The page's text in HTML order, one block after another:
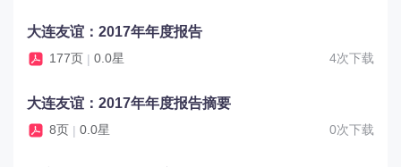
大连友谊：2017年年度报告
177页 | 0.0星 4次下载
大连友谊：2017年年度报告摘要
8页 | 0.0星 0次下载